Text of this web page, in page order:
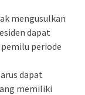
mengusulkan
dapat
periode
dapat
memiliki